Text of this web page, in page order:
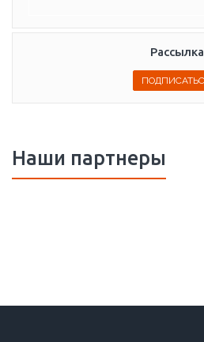
Рассылка
Наши партнеры